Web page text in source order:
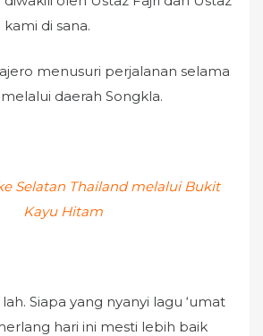
di sana.
menusuri perjalanan selama
daerah Songkla.
Selatan Thailand melalui Bukit
Kayu Hitam
Siapa yang nyanyi lagu ‘umat
hari ini mesti lebih baik